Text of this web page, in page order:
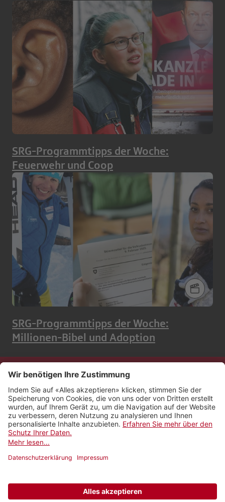
SRG-Programmtipps der Woche:
Feuerwehr und Coop
SRG-Programmtipps der Woche:
Millionen-Bibel und Adoption
Kontakt
Impressum
Rechtliches
Netiquette